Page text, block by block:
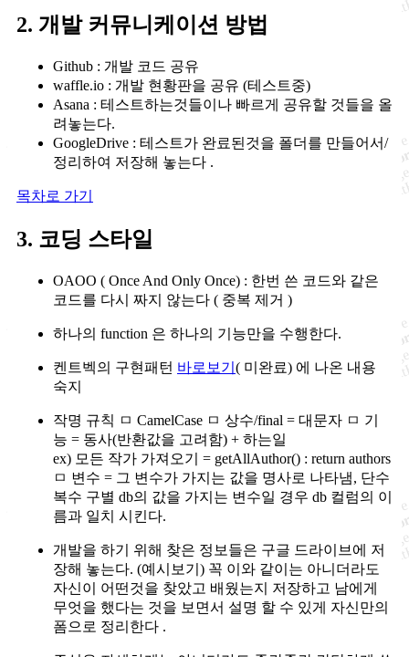
2. 개발 커뮤니케이션 방법
Github : 개발 코드 공유
waffle.io : 개발 현황판을 공유 (테스트중)
Asana : 테스트하는것들이나 빠르게 공유할 것들을 올
려놓는다.
GoogleDrive : 테스트가 완료된것을 폴더를 만들어서/
정리하여 저장해 놓는다 .
목차로 가기
3. 코딩 스타일
OAOO ( Once And Only Once) : 한번 쓴 코드와 같은
코드를 다시 짜지 않는다 ( 중복 제거 )
하나의 function 은 하나의 기능만을 수행한다.
켄트벡의 구현패턴 바로보기 ( 미완료) 에 나온 내용
숙지
작명 규칙 ㅁ CamelCase ㅁ 상수/final = 대문자 ㅁ 기
능 = 동사(반환값을 고려함) + 하는일
ex) 모든 작가 가져오기 = getAllAuthor() : return authors
ㅁ 변수 = 그 변수가 가지는 값을 명사로 나타냄, 단수
복수 구별 db의 값을 가지는 변수일 경우 db 컬럼의 이
름과 일치 시킨다.
개발을 하기 위해 찾은 정보들은 구글 드라이브에 저
장해 놓는다. (예시보기) 꼭 이와 같이는 아니더라도
자신이 어떤것을 찾았고 배웠는지 저장하고 남에게
무엇을 했다는 것을 보면서 설명 할 수 있게 자신만의
폼으로 정리한다 .